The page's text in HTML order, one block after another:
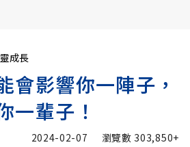
成長
會影響你一陣子，
一輩子！
2024-02-07 瀏覽數 303,850+